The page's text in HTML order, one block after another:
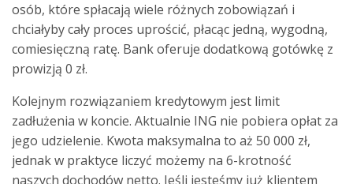
osób, które spłacają wiele różnych zobowiązań i
chciałyby cały proces uprościć, płacąc jedną, wygodną,
comiesięczną ratę. Bank oferuje dodatkową gotówkę z
prowizją 0 zł.
Kolejnym rozwiązaniem kredytowym jest limit
zadłużenia w koncie. Aktualnie ING nie pobiera opłat za
jego udzielenie. Kwota maksymalna to aż 50 000 zł,
jednak w praktyce liczyć możemy na 6-krotność
naszych dochodów netto. Jeśli jesteśmy już klientem